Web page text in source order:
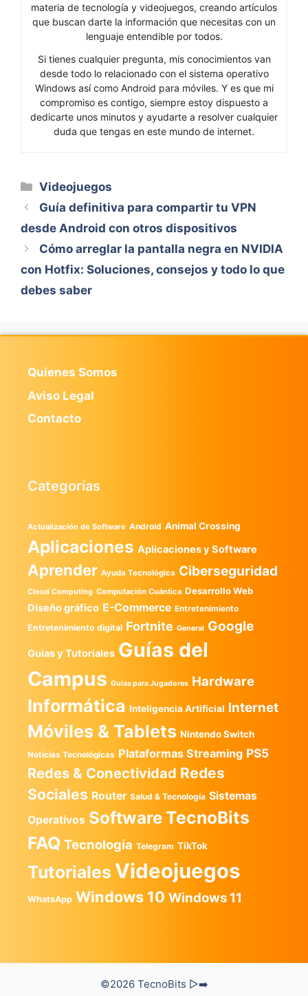
materia de tecnología y videojuegos, creando artículos
que buscan darte la información que necesitas con un
lenguaje entendible por todos.
Si tienes cualquier pregunta, mis conocimientos van
desde todo lo relacionado con el sistema operativo
Windows así como Android para móviles. Y es que mi
compromiso es contigo, siempre estoy dispuesto a
dedicarte unos minutos y ayudarte a resolver cualquier
duda que tengas en este mundo de internet.
Categorías
Videojuegos
Guía definitiva para compartir tu VPN
desde Android con otros dispositivos
Cómo arreglar la pantalla negra en NVIDIA
con Hotfix: Soluciones, consejos y todo lo que
debes saber
Quienes Somos
Aviso Legal
Contacto
Categorías
Actualización de Software Android Animal Crossing
Aplicaciones Aplicaciones y Software
Aprender Ayuda Tecnológica Ciberseguridad
Cloud Computing Computación Cuántica Desarrollo Web
Diseño gráfico E-Commerce Entretenimiento
Entretenimiento digital Fortnite General Google
Guias y Tutoriales Guías del
Campus Guías para Jugadores Hardware
Informática Inteligencia Artificial Internet
Móviles & Tablets Nintendo Switch
Noticias Tecnológicas Plataformas Streaming PS5
Redes & Conectividad Redes
Sociales Router Salud & Tecnología Sistemas
Operativos SoftwareTecnoBits
FAQ Tecnología Telegram TikTok
Tutoriales Videojuegos
WhatsApp Windows 10 Windows 11
©2026 TecnoBits ▷➡️